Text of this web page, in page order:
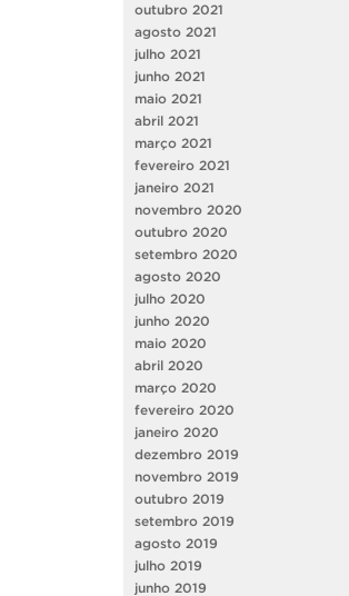
outubro 2021
agosto 2021
julho 2021
junho 2021
maio 2021
abril 2021
março 2021
fevereiro 2021
janeiro 2021
novembro 2020
outubro 2020
setembro 2020
agosto 2020
julho 2020
junho 2020
maio 2020
abril 2020
março 2020
fevereiro 2020
janeiro 2020
dezembro 2019
novembro 2019
outubro 2019
setembro 2019
agosto 2019
julho 2019
junho 2019